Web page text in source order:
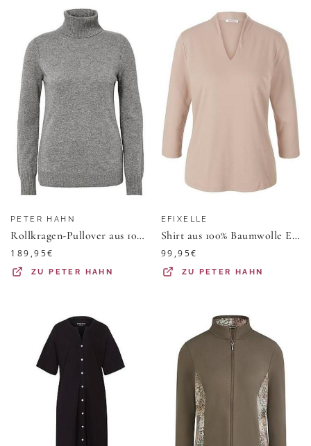
PETER HAHN
Rollkragen-Pullover aus 100% Premium-Kaschmir Peter Hahn grau
189,95€
ZUPETER HAHN
EFIXELLE
Shirt aus 100% Baumwolle Efixelle beige
99,95€
ZU PETER HAHN